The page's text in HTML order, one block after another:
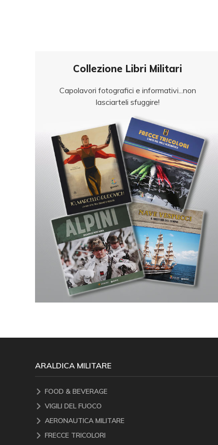
Collezione Libri Militari
Capolavori fotografici e informativi...non
lasciarteli sfuggire!
ARALDICA MILITARE
FOOD & BEVERAGE
VIGILI DEL FUOCO
AERONAUTICA MILITARE
FRECCE TRICOLORI